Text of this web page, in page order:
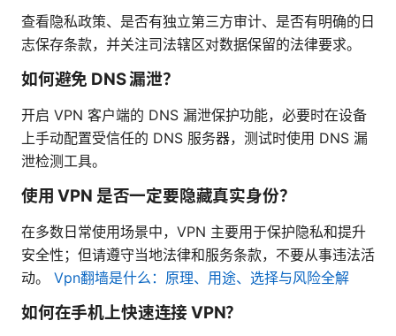
查看隐私政策、是否有独立第三方审计、是否有明确的日
志保存条款，并关注司法辖区对数据保留的法律要求。
如何避免 DNS 漏泄？
开启 VPN 客户端的 DNS 漏泄保护功能，必要时在设备
上手动配置受信任的 DNS 服务器，测试时使用 DNS 漏
泄检测工具。
使用 VPN 是否一定要隐藏真实身份？
在多数日常使用场景中，VPN 主要用于保护隐私和提升
安全性；但请遵守当地法律和服务条款，不要从事违法活
动。 Vpn翻墙是什么：原理、用途、选择与风险全解
如何在手机上快速连接 VPN？